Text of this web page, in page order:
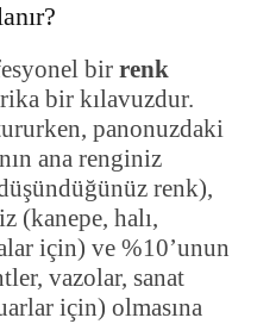
bir renk
bir kılavuzdur.
panonuzdaki
ana renginiz
renk),
(kanepe, halı,
için) ve %10’unun
vazolar, sanat
için) olmasına